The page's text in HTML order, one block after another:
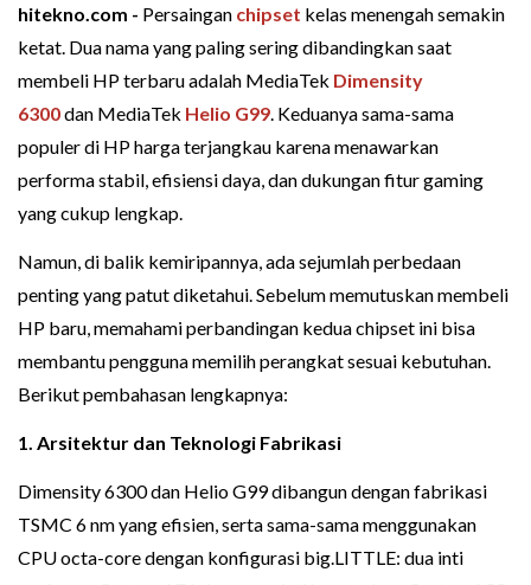
hitekno.com - Persaingan chipset kelas menengah semakin
ketat. Dua nama yang paling sering dibandingkan saat
membeli HP terbaru adalah MediaTek Dimensity
6300dan MediaTek Helio G99. Keduanya sama-sama
populer di HP harga terjangkau karena menawarkan
performa stabil, efisiensi daya, dan dukungan fitur gaming
yang cukup lengkap.
Namun, di balik kemiripannya, ada sejumlah perbedaan
penting yang patut diketahui. Sebelum memutuskan membeli
HP baru, memahami perbandingan kedua chipset ini bisa
membantu pengguna memilih perangkat sesuai kebutuhan.
Berikut pembahasan lengkapnya:
1. Arsitektur dan Teknologi Fabrikasi
Dimensity 6300 dan Helio G99 dibangun dengan fabrikasi
TSMC 6 nm yang efisien, serta sama-sama menggunakan
CPU octa-core dengan konfigurasi big.LITTLE: dua inti